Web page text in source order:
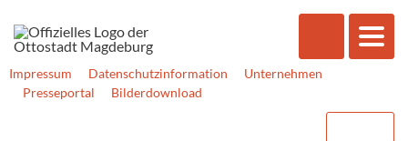
Impressum Datenschutzinformation
Unternehmen
Presseportal
Bilderdownload